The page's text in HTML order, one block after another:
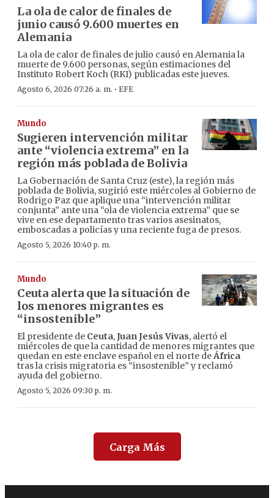
La ola de calor de finales de
junio causó 9.600 muertes en
Alemania
La ola de calor de finales de julio causó en Alemania la
muerte de 9.600 personas, según estimaciones del
Instituto Robert Koch (RKI) publicadas este jueves.
Agosto 6, 2026 07:26 a. m. · EFE
Mundo
Sugieren intervención militar
ante “violencia extrema” en la
región más poblada de Bolivia
La Gobernación de Santa Cruz (este), la región más
poblada de Bolivia, sugirió este miércoles al Gobierno de
Rodrigo Paz que aplique una “intervención militar
conjunta” ante una “ola de violencia extrema” que se
vive en ese departamento tras varios asesinatos,
emboscadas a policías y una reciente fuga de presos.
Agosto 5, 2026 10:40 p. m.
Mundo
Ceuta alerta que la situación de
los menores migrantes es
“insostenible”
El presidente de Ceuta,Juan Jesús Vivas, alertó el
miércoles de que la cantidad de menores migrantes que
quedan en este enclave español en el norte deÁfrica
tras la crisis migratoria es “insostenible” y reclamó
ayuda del gobierno.
Agosto 5, 2026 09:30 p. m.
Carga Más